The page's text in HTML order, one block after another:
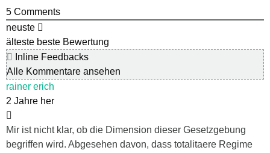
5 Comments
neuste
älteste beste Bewertung
Inline Feedbacks
Alle Kommentare ansehen
rainer erich
2 Jahre her
Mir ist nicht klar, ob die Dimension dieser Gesetzgebung
begriffen wird. Abgesehen davon, dass totalitaere Regime